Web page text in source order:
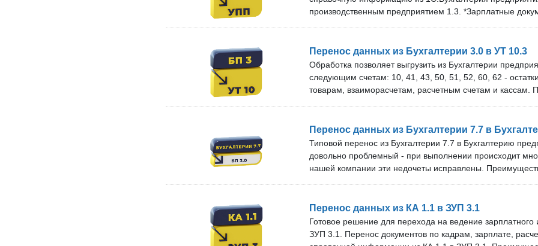
получения бесплатных обновлений зависит от тарифа.
перенос сразу на основной базе — используйте копии
Как только результат будет соответствовать вашим
загружайте в УТ 10.3.
производственным предприятием 1.3. *Зарплатные
справочников. Сопоставление справочников по
случае отсутствия совпадений — по наименованию.
данных из нескольких БП 3 в одну УПП 1.3. Техническая
Мы оперативно обновляем решение под новые версии
проверить наше решение на своём сервере.
Перенос данных из Бухгалтерии 3.0 в УТ 10.3
Обработка позволяет выгрузить из Бухгалтерии
следующим счетам: 10, 41, 43, 50, 51, 52, 60, 62 -
товарам, взаиморасчетам, расчетным счетам и кассам.
платы после покупки. Мы оперативно обновляем
программ. Срок технической поддержки и бесплатных
тарифа. В нашей команде более 10 специалистов.
можете бесплатно проверить наше решение на своём
Перенос данных из Бухгалтерии 7.7 в
Типовой перенос из Бухгалтерии 7.7 в Бухгалтерию
довольно проблемный - при выполнении происходит
нашей компании эти недочеты исправлены.
программ. Срок технической поддержки и бесплатных
тарифа. В нашей команде более 10 специалистов.
на БП 3.0 — непростая задача, и специалистов по
непросто. Наши специалисты помогут вам с переходом
Перенос данных из КА 1.1 в ЗУП 3.1
Готовое решение для перехода на ведение зарплатного
ЗУП 3.1. Перенос документов по кадрам, зарплате,